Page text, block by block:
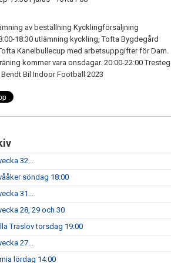
av beställning Kycklingförsäljning
18:30 utlämning kyckling, Tofta Bygdegård
Kanelbullecup med arbetsuppgifter för Dam.
kommer vara onsdagar. 20:00-22:00
Bil Indoor Football 2023
32...
söndag 18:00
31...
28, 29 och 30
Träslöv torsdag 19:00
27...
lördag 14:00